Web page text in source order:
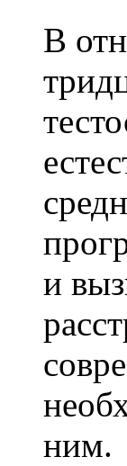
В
и
ним.